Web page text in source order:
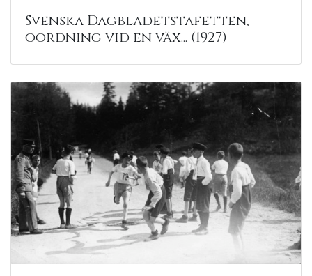
Svenska Dagbladetstafetten,
oordning vid en väx... (1927)